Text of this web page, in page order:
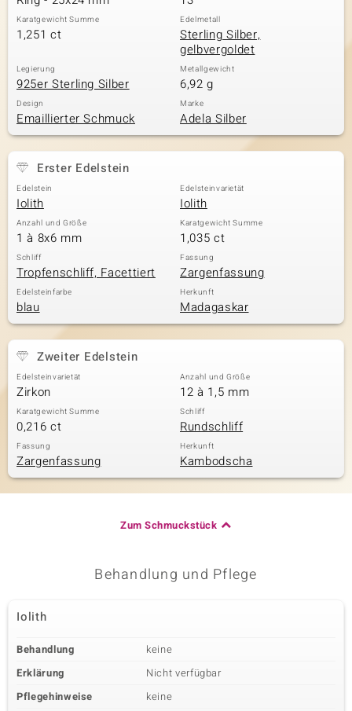
Karatgewicht Summe
1,251 ct
Edelmetall
Sterling Silber,
gelbvergoldet
Legierung
925er Sterling Silber
Metallgewicht
6,92 g
Design
Emaillierter Schmuck
Marke
Adela Silber
Erster Edelstein
Edelstein
Iolith
Edelsteinvarietät
Iolith
Anzahl und Größe
1 à 8x6 mm
Karatgewicht Summe
1,035 ct
Schliff
Tropfenschliff, Facettiert
Fassung
Zargenfassung
Edelsteinfarbe
blau
Herkunft
Madagaskar
Zweiter Edelstein
Edelsteinvarietät
Zirkon
Anzahl und Größe
12 à 1,5 mm
Karatgewicht Summe
0,216 ct
Schliff
Rundschliff
Fassung
Zargenfassung
Herkunft
Kambodscha
Zum Schmuckstück
Behandlung und Pflege
Iolith
Behandlung
keine
Erklärung
Nicht verfügbar
Pflegehinweise
keine